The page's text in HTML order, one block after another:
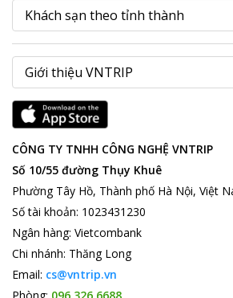
CÔNG TY TNHH CÔNG NGHỆ VNTRIP
Số 10/55 đường Thụy Khuê
Phường Tây Hồ, Thành phố Hà Nội, Việt
Số tài khoản: 1023431230
Ngân hàng: Vietcombank
Chi nhánh: Thăng Long
Email: cs@vntrip.vn